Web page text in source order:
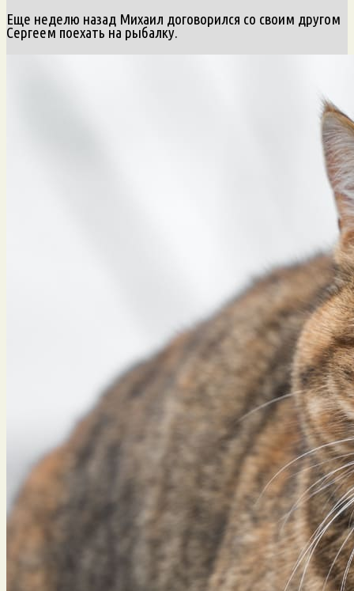
Еще неделю назад Михаил договорился со своим другом
Сергеем поехать на рыбалку.